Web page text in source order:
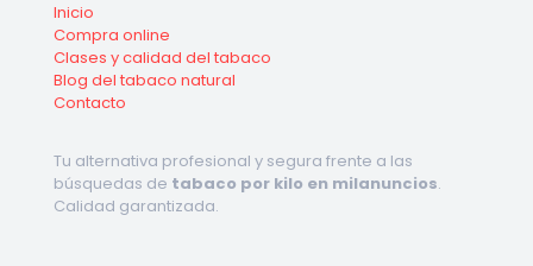
Inicio
Compra online
Clases y calidad del tabaco
Blog del tabaco natural
Contacto
Tu alternativa profesional y segura frente a las
búsquedas de tabaco por kilo en milanuncios.
Calidad garantizada.